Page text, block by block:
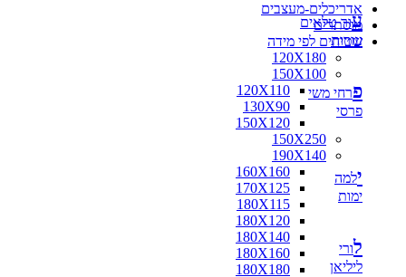
אדריכלים-מעצבים
מוסתרים
שטיחים לפי מידה
120X180
150X100
120X110
130X90
150X120
150X250
190X140
160X160
170X125
180X115
180X120
180X140
180X160
180X180
עור טלאים
עורות
פרחי משי
פרסי
ילמה
ימות
לורי
ליליאן